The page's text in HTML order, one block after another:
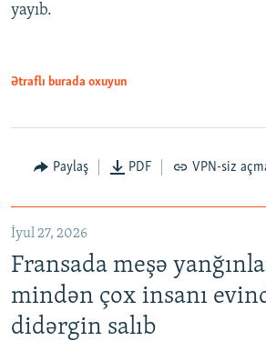
yayıb.
Ətraflı burada oxuyun
Paylaş PDF VPN-siz
İyul 27, 2026
Fransada meşə
mindən çox insanı
didərgin salıb